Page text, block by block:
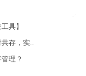
具】
存，实..
理？